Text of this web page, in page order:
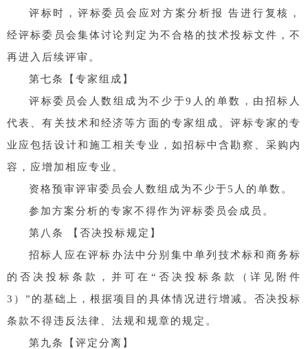
评标时，评标委员会应对方案分析报 告进行复核，
经评标委员会集体讨论判定为不合格的技术投标文件，不
再进入后续评审。
第七条【专家组成】
评标委员会人数组成为不少于9人的单数，由招标人
代表、有关技术和经济等方面的专家组成。评标专家的专
业应包括设计和施工相关专业，如招标中含勘察、采购内
容，应增加相应专业。
资格预审评审委员会人数组成为不少于5人的单数。
参加方案分析的专家不得作为评标委员会成员。
第八条 【否决投标规定】
招标人应在评标办法中分别集中单列技术标和商务标
的否决投标条款，并可在“否决投标条款（详见附件
3）”的基础上，根据项目的具体情况进行增减。否决投标
条款不得违反法律、法规和规章的规定。
第九条【评定分离】